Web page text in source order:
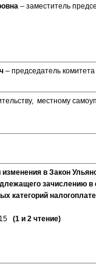
– заместитель
– председатель комитета
местному
в Закон
зачислению
категорий
(1 и 2 чтение)